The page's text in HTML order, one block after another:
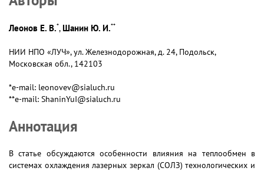
Леонов Е. В.*,Шанин Ю. И.**
НИИ НПО «ЛУЧ», ул. Железнодорожная, д. 24, Подольск,
Московская обл., 142103
*e-mail: leonovev@sialuch.ru
**e-mail: ShaninYuI@sialuch.ru
Аннотация
В статье обсуждаются особенности влияния на теплообмен в
системах охлаждения лазерных зеркал (СОЛЗ) технологических и